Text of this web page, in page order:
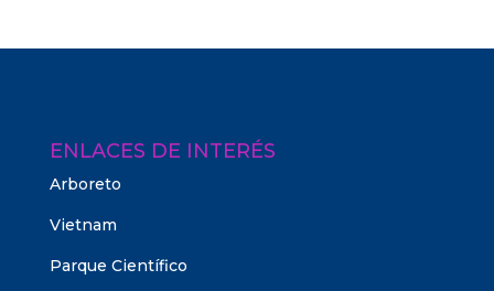
ENLACES DE INTERÉS
Arboreto
Vietnam
Parque Científico